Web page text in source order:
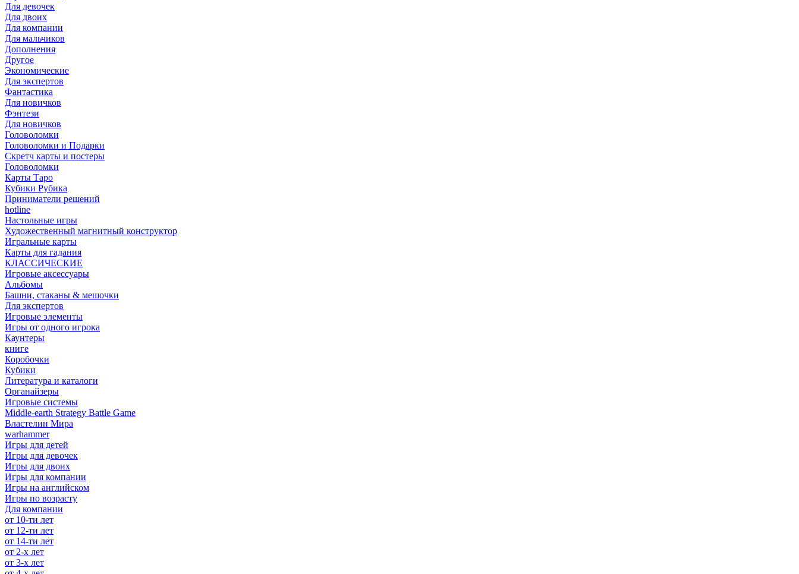
Для девочек
Для двоих
Для компании
Для мальчиков
Дополнения
Другое
Экономические
Для экспертов
Фантастика
Для новичков
Фэнтези
Для новичков
Головоломки
Головоломки и Подарки
Cкретч карты и постеры
Головоломки
Карты Таро
Кубики Рубика
Приниматели решений
hotline
Настольные игры
Художественный магнитный конструктор
Игральные карты
Карты для гадания
КЛАССИЧЕСКИЕ
Игровые аксессуары
Альбомы
Башни, стаканы & мешочки
Для экспертов
Игровые элементы
Игры от одного игрока
Каунтеры
книге
Коробочки
Кубики
Литература и каталоги
Органайзеры
Игровые системы
Middle-earth Strategy Battle Game
Властелин Мира
warhammer
Игры для детей
Игры для девочек
Игры для двоих
Игры для компании
Игры на английском
Игры по возрасту
Для компании
от 10-ти лет
от 12-ти лет
от 14-ти лет
от 2-х лет
от 3-х лет